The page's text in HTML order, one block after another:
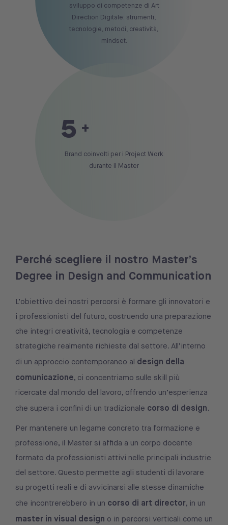
sviluppo di competenze di Art
Direction Digitale: strumenti,
tecnologie, metodi, creatività,
mindset.
5 +
Brand coinvolti per i Project Work
durante il Master
Perché scegliere il nostro Master’s
Degree in Design and Communication
L’obiettivo dei nostri percorsi è formare gli innovatori e
i professionisti del futuro, costruendo una preparazione
che integri creatività, tecnologia e competenze
strategiche realmente richieste dal settore. All’interno
di un approccio contemporaneo al design della
comunicazione, ci concentriamo sulle skill più
ricercate dal mondo del lavoro, offrendo un’esperienza
che supera i confini di un tradizionale corso di design.
Per mantenere un legame concreto tra formazione e
professione, il Master si affida a un corpo docente
formato da professionisti attivi nelle principali industrie
del settore. Questo permette agli studenti di lavorare
su progetti reali e di avvicinarsi alle stesse dinamiche
che incontrerebbero in un corso di art director, in un
master in visual design o in percorsi verticali come un